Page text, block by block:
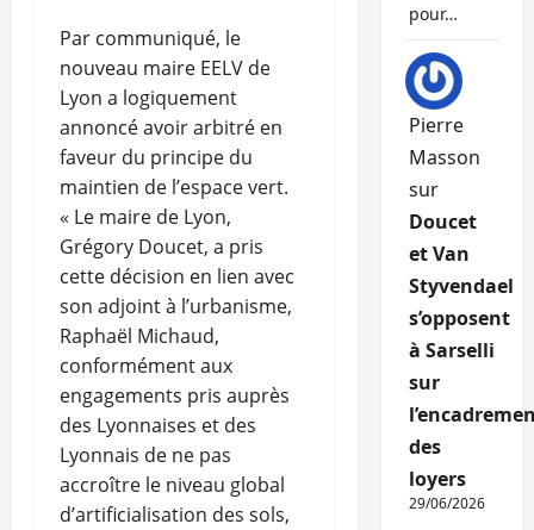
Par communiqué, le
nouveau maire EELV de
Lyon a logiquement
annoncé avoir arbitré en
faveur du principe du
maintien de l’espace vert.
« Le maire de Lyon,
Grégory Doucet, a pris
cette décision en lien avec
son adjoint à l’urbanisme,
Raphaël Michaud,
conformément aux
engagements pris auprès
des Lyonnaises et des
Lyonnais de ne pas
accroître le niveau global
d’artificialisation des sols,
pour…
Pierre
Masson
sur
Doucet
et Van
Styvendael
s’opposent
à Sarselli
sur
des
loyers
29/06/2026